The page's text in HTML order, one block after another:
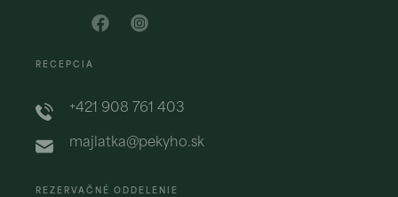
RECEPCIA
+421 908 761 403
majlatka@pekyho.sk
REZERVAČNÉ ODDELENIE